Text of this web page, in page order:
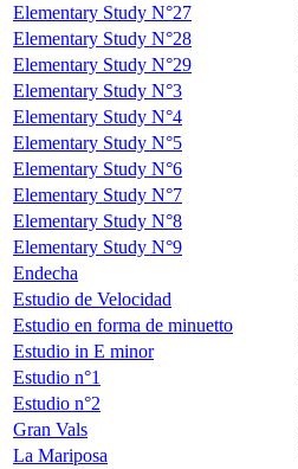
Elementary Study N°27
Elementary Study N°28
Elementary Study N°29
Elementary Study N°3
Elementary Study N°4
Elementary Study N°5
Elementary Study N°6
Elementary Study N°7
Elementary Study N°8
Elementary Study N°9
Endecha
Estudio de Velocidad
Estudio en forma de minuetto
Estudio in E minor
Estudio n°1
Estudio n°2
Gran Vals
La Mariposa